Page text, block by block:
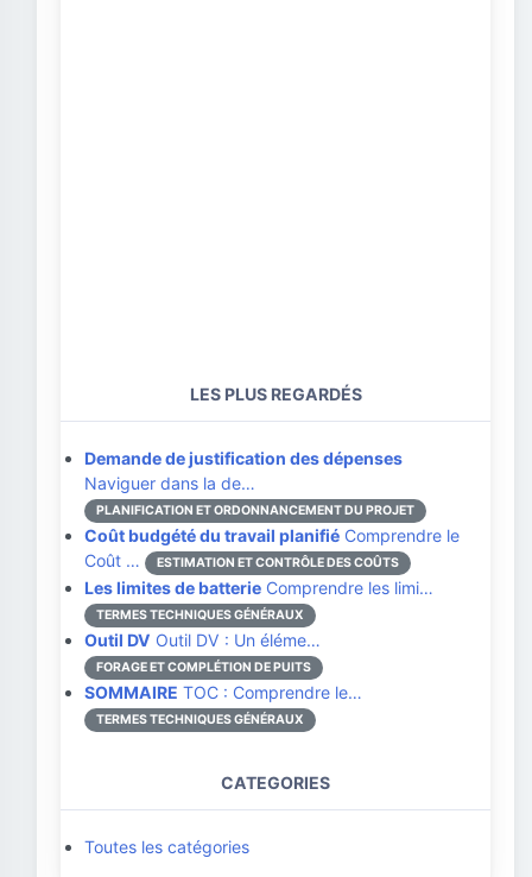
LES PLUS REGARDÉS
Demande de justification des dépenses
Naviguer dans la de…
PLANIFICATION ET ORDONNANCEMENT DU PROJET
Coût budgété du travail planifié Comprendre le
Coût …
ESTIMATION ET CONTRÔLE DES COÛTS
Les limites de batterie Comprendre les limi…
TERMES TECHNIQUES GÉNÉRAUX
Outil DV Outil DV : Un éléme…
FORAGE ET COMPLÉTION DE PUITS
SOMMAIRE TOC : Comprendre le…
TERMES TECHNIQUES GÉNÉRAUX
CATEGORIES
Toutes les catégories